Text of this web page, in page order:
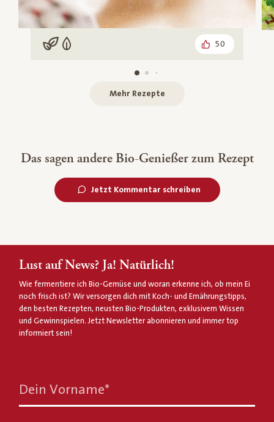
Vegan
Vegetarisch 50
Mehr Rezepte
Das sagen andere Bio-Genießer zum Rezept
Jetzt Kommentar schreiben
Lust auf News? Ja! Natürlich!
Wie fermentiere ich Bio-Gemüse und woran erkenne ich, ob mein Ei
noch frisch ist? Wir versorgen dich mit Koch- und Ernährungstipps,
den besten Rezepten, neusten Bio-Produkten, exklusivem Wissen
und Gewinnspielen. Jetzt Newsletter abonnieren und immer top
informiert sein!
Dein Vorname*